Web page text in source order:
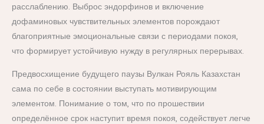
расслаблению. Выброс эндорфинов и включение
дофаминовых чувствительных элементов порождают
благоприятные эмоциональные связи с периодами покоя,
что формирует устойчивую нужду в регулярных перерывах.
Предвосхищение будущего паузы Вулкан Рояль Казахстан
сама по себе в состоянии выступать мотивирующим
элементом. Понимание о том, что по прошествии
определённое срок наступит время покоя, содействует легче